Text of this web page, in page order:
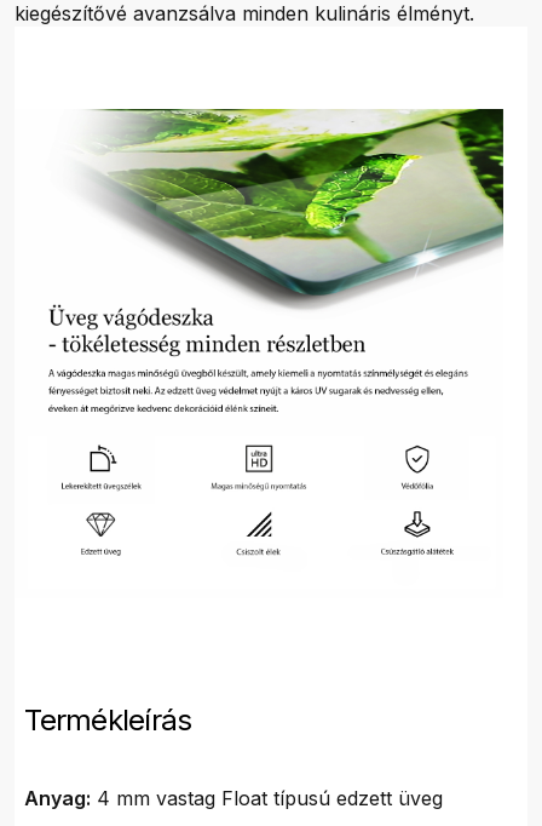
kiegészítővé avanzsálva minden kulináris élményt.
Termékleírás
Anyag: 4 mm vastag Float típusú edzett üveg